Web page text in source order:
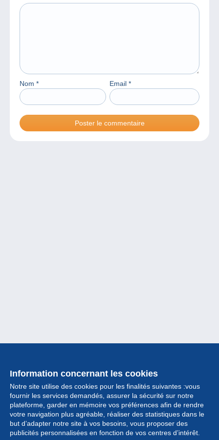
Nom * Email *
Information concernant les cookies
Notre site utilise des cookies pour les finalités suivantes :vous
fournir les services demandés, assurer la sécurité sur notre
plateforme, garder en mémoire vos préférences afin de rendre
votre navigation plus agréable, réaliser des statistiques dans le
but d’adapter notre site à vos besoins, vous proposer des
publicités personnalisées en fonction de vos centres d’intérêt.
Collection